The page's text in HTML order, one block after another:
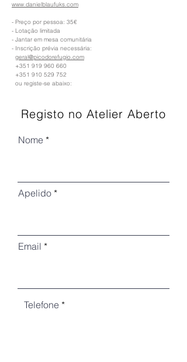
www.danielblaufuks.com
- Preço por pessoa: 35€
- Lotação limitada
- Jantar em mesa comunitária
- Inscrição prévia necessária:
geral@picodorefugio.com
+351 919 960 660
+351 910 529 752
ou registe-se abaixo:
Registo no Atelier Aberto
Nome
Apelido
Email
Telefone